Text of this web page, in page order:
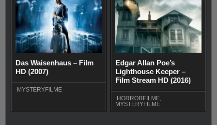
Das Waisenhaus – Film
HD (2007)
MYSTERYFILME
Edgar Allan Poe’s
Lighthouse Keeper –
Film Stream HD (2016)
HORRORFILME,
MYSTERYFILME